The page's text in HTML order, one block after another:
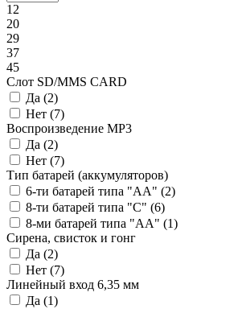
12
20
29
37
45
Слот SD/MMS CARD
Да (2)
Нет (7)
Воспроизведение MP3
Да (2)
Нет (7)
Тип батарей (аккумуляторов)
6-ти батарей типа "AA" (2)
8-ти батарей типа "С" (6)
8-ми батарей типа "АА" (1)
Сирена, свисток и гонг
Да (2)
Нет (7)
Линейный вход 6,35 мм
Да (1)